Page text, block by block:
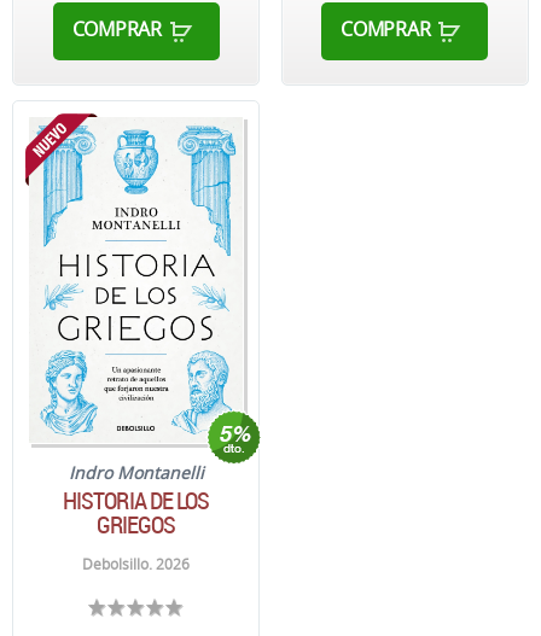
COMPRAR COMPRAR
Indro Montanelli
HISTORIA DE LOS
GRIEGOS
Debolsillo. 2026